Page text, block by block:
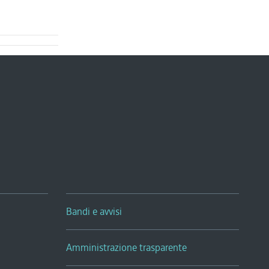
Bandi e avvisi
Amministrazione trasparente